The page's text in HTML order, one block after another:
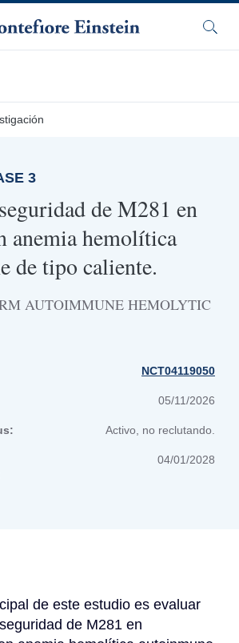
3
de M281 en
anemia hemolítica
de tipo caliente.
AUTOIMMUNE HEMOLYTIC
NCT04119050
05/11/2026
Activo, no reclutando.
04/01/2028
de este estudio es evaluar
de M281 en